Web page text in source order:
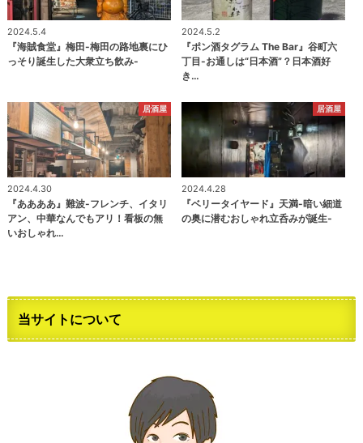
2024.5.4
『海賊食堂』梅田-梅田の路地裏にひ
っそり誕生した大衆立ち飲み-
2024.5.2
『ポン酒タグラム The Bar』谷町六
丁目-お通しは“日本酒”？日本酒好
き…
居酒屋
2024.4.30
『ああああ』難波-フレンチ、イタリ
アン、中華なんでもアリ！看板の無
いおしゃれ…
居酒屋
2024.4.28
『ベリータイヤード』天満-暗い細道
の奥に潜むおしゃれ立呑みが誕生-
当サイトについて